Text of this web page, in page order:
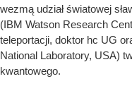
wezmą udział światowej
(IBM Watson Research
teleportacji, doktor hc UG
National Laboratory, USA)
kwantowego.